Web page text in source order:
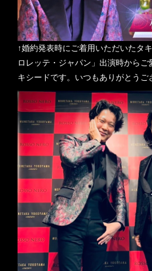
↑婚約発表時にご着用いただいたタ
ロレッテ・ジャパン」出演時からご
キシードです。いつもありがとうご